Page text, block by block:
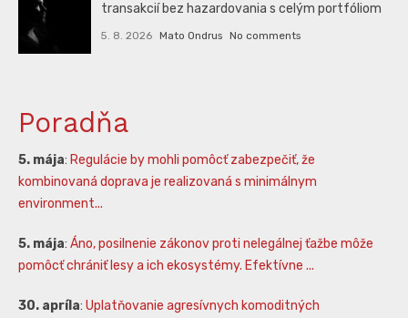
transakcií bez hazardovania s celým portfóliom
5. 8. 2026 Mato Ondrus No comments
Poradňa
5. mája: Regulácie by mohli pomôcť zabezpečiť, že
kombinovaná doprava je realizovaná s minimálnym
environment...
5. mája: Áno, posilnenie zákonov proti nelegálnej ťažbe môže
pomôcť chrániť lesy a ich ekosystémy. Efektívne ...
30. apríla: Uplatňovanie agresívnych komoditných